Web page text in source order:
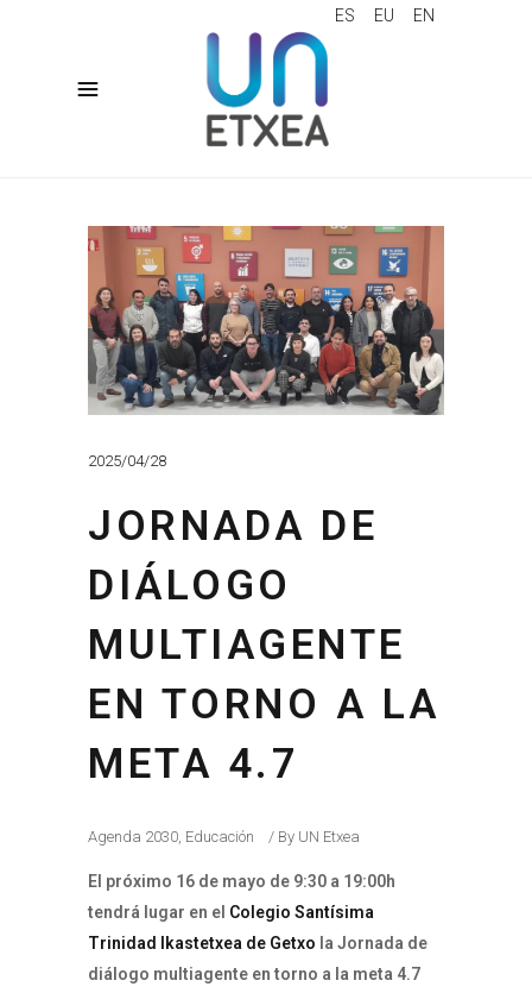
ES EU EN
2025/04/28
JORNADA DE
DIÁLOGO
MULTIAGENTE
EN TORNO A LA
META 4.7
Agenda 2030 Educación By UN Etxea
El próximo 16 de mayo de 9:30 a 19:00h
tendrá lugar en el Colegio Santísima
Trinidad Ikastetxea de Getxo la Jornada de
diálogo multiagente en torno a la meta 4.7